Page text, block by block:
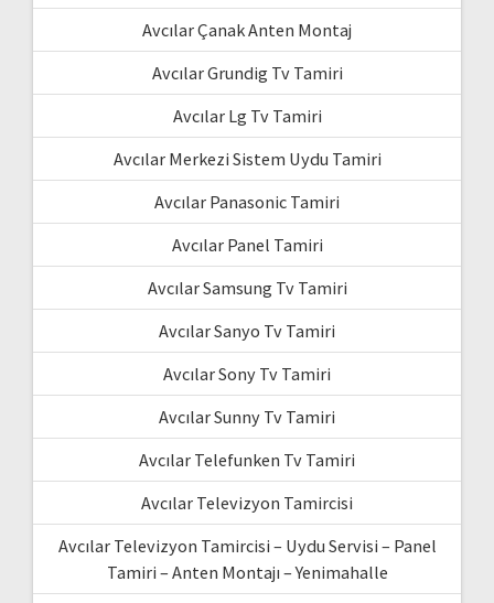
Avcılar Çanak Anten Montaj
Avcılar Grundig Tv Tamiri
Avcılar Lg Tv Tamiri
Avcılar Merkezi Sistem Uydu Tamiri
Avcılar Panasonic Tamiri
Avcılar Panel Tamiri
Avcılar Samsung Tv Tamiri
Avcılar Sanyo Tv Tamiri
Avcılar Sony Tv Tamiri
Avcılar Sunny Tv Tamiri
Avcılar Telefunken Tv Tamiri
Avcılar Televizyon Tamircisi
Avcılar Televizyon Tamircisi – Uydu Servisi – Panel
Tamiri – Anten Montajı – Yenimahalle